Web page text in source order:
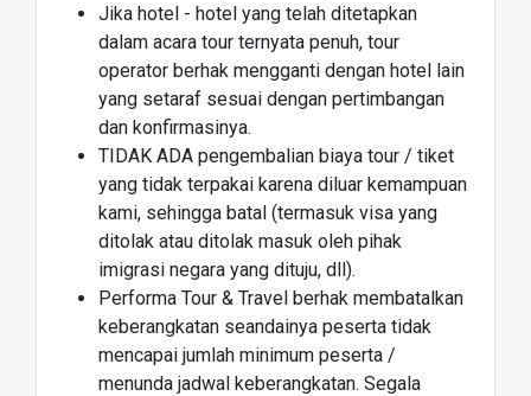
Jika hotel - hotel yang telah ditetapkan
dalam acara tour ternyata penuh, tour
operator berhak mengganti dengan hotel lain
yang setaraf sesuai dengan pertimbangan
dan konfirmasinya.
TIDAK ADA pengembalian biaya tour / tiket
yang tidak terpakai karena diluar kemampuan
kami, sehingga batal (termasuk visa yang
ditolak atau ditolak masuk oleh pihak
imigrasi negara yang dituju, dll).
Performa Tour & Travel berhak membatalkan
keberangkatan seandainya peserta tidak
mencapai jumlah minimum peserta /
menunda jadwal keberangkatan. Segala